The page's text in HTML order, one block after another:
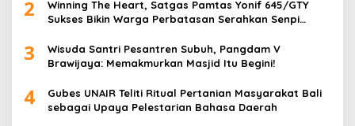
2
Winning The Heart, Satgas Pamtas Yonif 645/GTY
Sukses Bikin Warga Perbatasan Serahkan Senpi
3
Wisuda Santri Pesantren Subuh, Pangdam V
Brawijaya: Memakmurkan Masjid Itu Begini!
4
Gubes UNAIR Teliti Ritual Pertanian Masyarakat Bali
sebagai Upaya Pelestarian Bahasa Daerah